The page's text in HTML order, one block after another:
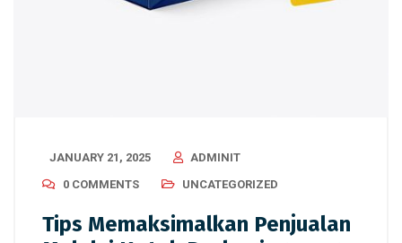
JANUARY 21, 2025
ADMINIT
0 COMMENTS
UNCATEGORIZED
Tips Memaksimalkan Penjualan